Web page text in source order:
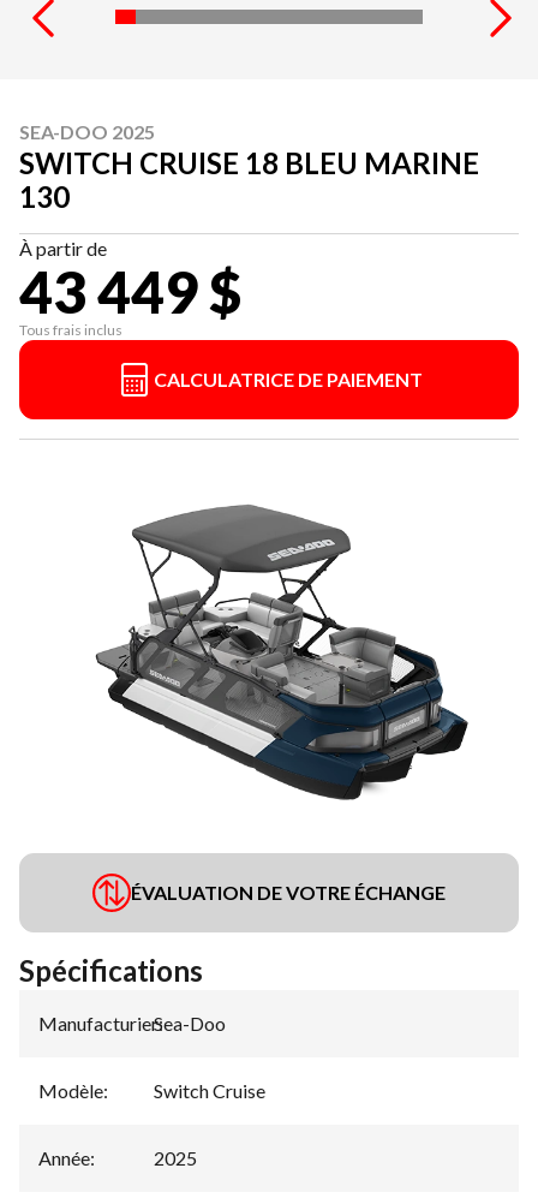
SEA-DOO 2025
SWITCH CRUISE 18 BLEU MARINE
130
À partir de
43 449 $
Tous frais inclus
CALCULATRICE DE PAIEMENT
ÉVALUATION DE VOTRE ÉCHANGE
Spécifications
Manufacturier:
Sea-Doo
Modèle: Switch Cruise
Année: 2025